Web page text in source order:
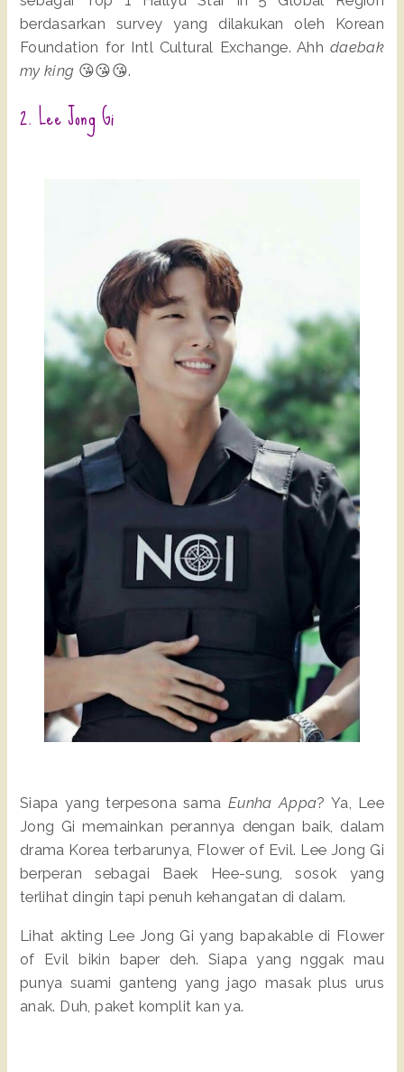
berdasarkan survey yang dilakukan oleh Korean
Foundation for Intl Cultural Exchange. Ahh daebak
my king 😘😘😘.
2. Lee Jong Gi
Siapa yang terpesona sama Eunha Appa? Ya, Lee
Jong Gi memainkan perannya dengan baik, dalam
drama Korea terbarunya, Flower of Evil. Lee Jong Gi
berperan sebagai Baek Hee-sung, sosok yang
terlihat dingin tapi penuh kehangatan di dalam.
Lihat akting Lee Jong Gi yang bapakable di Flower
of Evil bikin baper deh. Siapa yang nggak mau
punya suami ganteng yang jago masak plus urus
anak. Duh, paket komplit kan ya.